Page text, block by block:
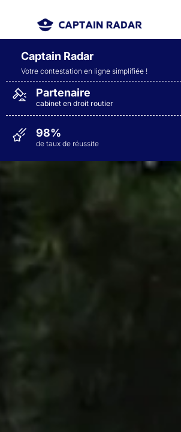
Captain Radar
Votre contestation en ligne simplifiée !
98%
de taux de réussite
Partenaire
cabinet en droit routier